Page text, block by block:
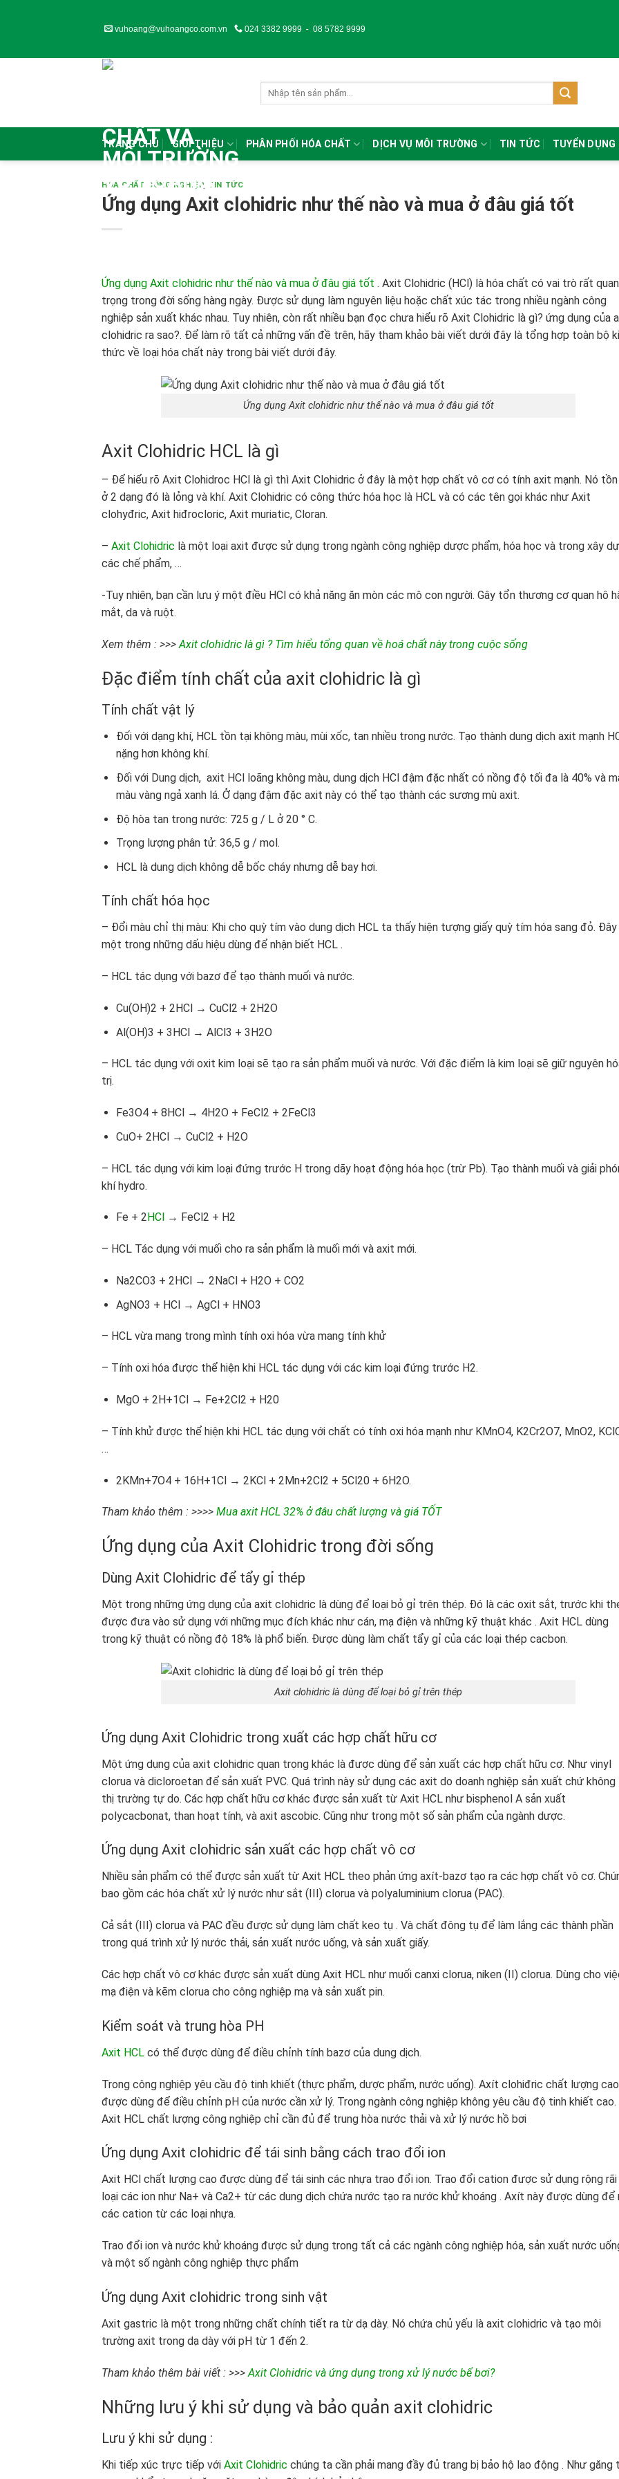
vuhoang@vuhoangco.com.vn 024 3382 9999 - 08 5782 9999
TRANG CHỦ GIỚI THIỆU PHÂN PHỐI HÓA CHẤT DỊCH VỤ MÔI TRƯỜNG TIN TỨC TUYỂN DỤNG
HÓA CHẤT CÔNG NGHIỆP, TIN TỨC
Ứng dụng Axit clohidric như thế nào và mua ở đâu giá tốt
Ứng dụng Axit clohidric như thế nào và mua ở đâu giá tốt . Axit Clohidric (HCl) là hóa chất có vai trò rất quan
trọng trong đời sống hàng ngày. Được sử dụng làm nguyên liệu hoặc chất xúc tác trong nhiều ngành công
nghiệp sản xuất khác nhau. Tuy nhiên, còn rất nhiều bạn đọc chưa hiểu rõ Axit Clohidric là gì? ứng dụng của
clohidric ra sao?. Để làm rõ tất cả những vấn đề trên, hãy tham khảo bài viết dưới đây là tổng hợp toàn bộ
thức về loại hóa chất này trong bài viết dưới đây.
Ứng dụng Axit clohidric như thế nào và mua ở đâu giá tốt
Axit Clohidric HCL là gì
– Để hiểu rõ Axit Clohidroc HCl là gì thì Axit Clohidric ở đây là một hợp chất vô cơ có tính axit mạnh. Nó
ở 2 dạng đó là lỏng và khí. Axit Clohidric có công thức hóa học là HCL và có các tên gọi khác như Axit
clohyđric, Axit hiđrocloric, Axit muriatic, Cloran.
– Axit Clohidric là một loại axit được sử dụng trong ngành công nghiệp dược phẩm, hóa học và trong xây
các chế phẩm, …
-Tuy nhiên, bạn cần lưu ý một điều HCl có khả năng ăn mòn các mô con người. Gây tổn thương cơ quan hô
mắt, da và ruột.
Xem thêm : >>> Axit clohidric là gì ? Tìm hiểu tổng quan về hoá chất này trong cuộc sống
Đặc điểm tính chất của axit clohidric là gì
Tính chất vật lý
Đối với dạng khí, HCL tồn tại không màu, mùi xốc, tan nhiều trong nước. Tạo thành dung dịch axit mạnh
nặng hơn không khí.
Đối với Dung dịch, axit HCl loãng không màu, dung dịch HCl đậm đặc nhất có nồng độ tối đa là 40% và
màu vàng ngả xanh lá. Ở dạng đậm đặc axit này có thể tạo thành các sương mù axit.
Độ hòa tan trong nước: 725 g / L ở 20 ° C.
Trọng lượng phân tử: 36,5 g / mol.
HCL là dung dịch không dễ bốc cháy nhưng dễ bay hơi.
​Tính chất hóa học
– Đổi màu chỉ thị màu: Khi cho quỳ tím vào dung dịch HCL ta thấy hiện tượng giấy quỳ tím hóa sang đỏ. Đây
một trong những dấu hiệu dùng để nhận biết HCL .
– HCL tác dụng với bazơ để tạo thành muối và nước.
Cu(OH)2 + 2HCl → CuCl2 + 2H2O
Al(OH)3 + 3HCl → AlCl3 + 3H2O
– HCL tác dụng với oxit kim loại sẽ tạo ra sản phẩm muối và nước. Với đặc điểm là kim loại sẽ giữ nguyên
trị.
Fe3O4 + 8HCl → 4H2O + FeCl2 + 2FeCl3
CuO+ 2HCl → CuCl2 + H2O
– HCL tác dụng với kim loại đứng trước H trong dãy hoạt động hóa học (trừ Pb). Tạo thành muối và giải
khí hydro.
Fe + 2 HCl → FeCl2 + H2
– HCL Tác dụng với muối cho ra sản phẩm là muối mới và axit mới.
Na2CO­3 + 2HCl → 2NaCl + H2O + CO2
AgNO3 + HCl → AgCl + HNO3
– HCL vừa mang trong mình tính oxi hóa vừa mang tính khử
– Tính oxi hóa được thể hiện khi HCL tác dụng với các kim loại đứng trước H2.
MgO + 2H+1Cl → Fe+2Cl2 + H20
– Tính khử được thể hiện khi HCL tác dụng với chất có tính oxi hóa mạnh như KMnO4, K2Cr2O7, MnO2,
…
2KMn+7O4 + 16H+1Cl → 2KCl + 2Mn+2Cl2 + 5Cl20 + 6H2O.
Tham khảo thêm : >>>> Mua axit HCL 32% ở đâu chất lượng và giá TỐT
Ứng dụng của Axit Clohidric trong đời sống
Dùng Axit Clohidric để tẩy gỉ thép
Một trong những ứng dụng của axit clohidric là dùng để loại bỏ gỉ trên thép. Đó là các oxit sắt, trước khi
được đưa vào sử dụng với những mục đích khác như cán, mạ điện và những kỹ thuật khác . Axit HCL dùng
trong kỹ thuật có nồng độ 18% là phổ biến. Được dùng làm chất tẩy gỉ của các loại thép cacbon.
Axit clohidric là dùng để loại bỏ gỉ trên thép
Ứng dụng Axit Clohidric trong xuất các hợp chất hữu cơ
Một ứng dụng của axit clohidric quan trọng khác là được dùng để sản xuất các hợp chất hữu cơ. Như vinyl
clorua và dicloroetan để sản xuất PVC. Quá trình này sử dụng các axit do doanh nghiệp sản xuất chứ
thị trường tự do. Các hợp chất hữu cơ khác được sản xuất từ Axit HCL như bisphenol A sản xuất
polycacbonat, than hoạt tính, và axit ascobic. Cũng như trong một số sản phẩm của ngành dược.
Ứng dụng Axit clohidric sản xuất các hợp chất vô cơ
Nhiều sản phẩm có thể được sản xuất từ Axit HCL theo phản ứng axít-bazơ tạo ra các hợp chất vô cơ.
bao gồm các hóa chất xử lý nước như sắt (III) clorua và polyaluminium clorua (PAC).
Cả sắt (III) clorua và PAC đều được sử dụng làm chất keo tụ . Và chất đông tụ để làm lắng các thành phần
trong quá trình xử lý nước thải, sản xuất nước uống, và sản xuất giấy.
Các hợp chất vô cơ khác được sản xuất dùng Axit HCL như muối canxi clorua, niken (II) clorua. Dùng cho
mạ điện và kẽm clorua cho công nghiệp mạ và sản xuất pin.
Kiểm soát và trung hòa PH
Axit HCL có thể được dùng để điều chỉnh tính bazơ của dung dịch.
Trong công nghiệp yêu cầu độ tinh khiết (thực phẩm, dược phẩm, nước uống). Axít clohiđric chất lượng cao
được dùng để điều chỉnh pH của nước cần xử lý. Trong ngành công nghiệp không yêu cầu độ tinh khiết cao.
Axit HCL chất lượng công nghiệp chỉ cần đủ để trung hòa nước thải và xử lý nước hồ bơi
Ứng dụng Axit clohidric để tái sinh bằng cách trao đổi ion
Axit HCl chất lượng cao được dùng để tái sinh các nhựa trao đổi ion. Trao đổi cation được sử dụng rộng
loại các ion như Na+ và Ca2+ từ các dung dịch chứa nước tạo ra nước khử khoáng . Axít này được dùng để
các cation từ các loại nhựa.
Trao đổi ion và nước khử khoáng được sử dụng trong tất cả các ngành công nghiệp hóa, sản xuất nước
và một số ngành công nghiệp thực phẩm
Ứng dụng Axit clohidric trong sinh vật
Axit gastric là một trong những chất chính tiết ra từ dạ dày. Nó chứa chủ yếu là axit clohidric và tạo môi
trường axit trong dạ dày với pH từ 1 đến 2.
Tham khảo thêm bài viết : >>> Axit Clohidric và ứng dụng trong xử lý nước bể bơi?
Những lưu ý khi sử dụng và bảo quản axit clohidric
Lưu ý khi sử dụng :
Khi tiếp xúc trực tiếp với Axit Clohidric chúng ta cần phải mang đầy đủ trang bị bảo hộ lao động . Như găng